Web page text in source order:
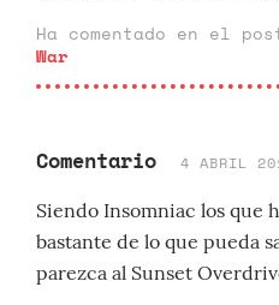
Ha comentado en el
War
Comentario 4 ABRIL
Siendo Insomniac los que
bastante de lo que pueda
parezca al Sunset